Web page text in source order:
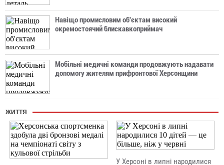
Навіщо промисловим об'єктам високий
окремостоячий блискавкоприймач
Мобільні медичні команди продовжують надавати
допомогу жителям прифронтової Херсонщини
ЖИТТЯ
У Херсоні в липні народилися